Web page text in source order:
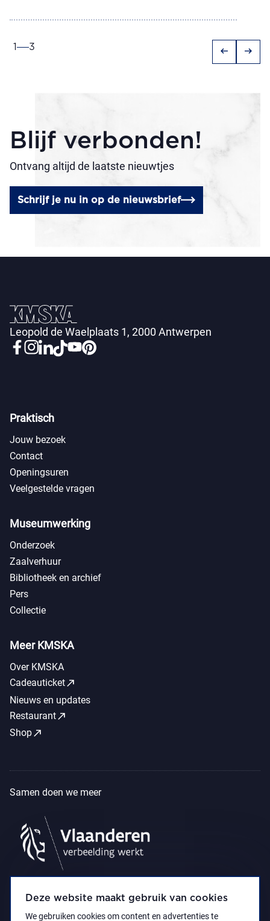
Deze website maakt gebruik van cookies
We gebruiken cookies om content en advertenties te
1 3 arrow_left_alt arrow_right_alt
Blijf verbonden!
Ontvang altijd de laatste nieuwtjes
Schrijf je nu in op de nieuwsbrief
Leopold de Waelplaats 1, 2000 Antwerpen
Praktisch
Jouw bezoek
Contact
Openingsuren
Veelgestelde vragen
Museumwerking
Onderzoek
Zaalverhuur
Bibliotheek en archief
Pers
Collectie
Meer KMSKA
Over KMSKA
Cadeauticketcall_made
Nieuws en updates
Restaurantcall_made
Shopcall_made
Samen doen we meer